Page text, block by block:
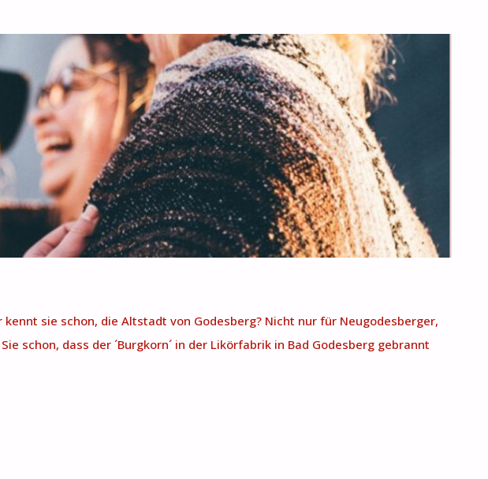
sie schon, die Altstadt von Godesberg? Nicht nur für Neugodesberger,
schon, dass der ´Burgkorn´ in der Likörfabrik in Bad Godesberg gebrannt